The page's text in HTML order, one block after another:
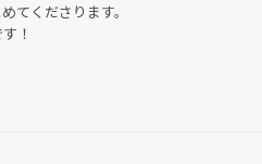
てくださります。
！